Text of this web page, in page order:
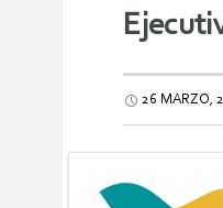
26 MARZO,